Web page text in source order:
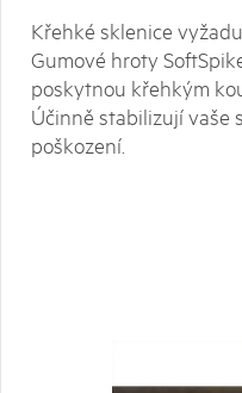
Křehké sklenice
Gumové hroty
poskytnou křehkým
Účinně stabilizují vaše
poškození.